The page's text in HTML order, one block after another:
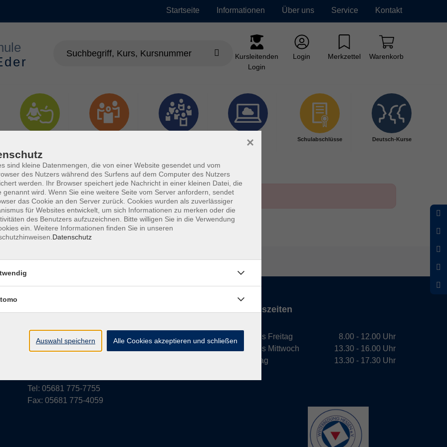
Startseite Informationen Über uns Service Kontakt
Kursleitenden
Login
Login Merkzettel Warenkorb
Digitales
Lernen
Schulabschlüsse Deutsch-Kurse
Barrierefreiheit Widerruf
Parkstraße 6
34576 Homberg (Efze)
Tel: 05681 775-7755
Fax: 05681 775-4059
Öffnungszeiten
Montag bis Freitag
Montag bis Mittwoch
Donnerstag
8.00 - 12.00 Uhr
13.30 - 16.00 Uhr
13.30 - 17.30 Uhr
sind kleine Datenmengen, die von einer Website gesendet und vom
des Nutzers während des Surfens auf dem Computer des Nutzers
werden. Ihr Browser speichert jede Nachricht in einer kleinen Datei, die
genannt wird. Wenn Sie eine weitere Seite vom Server anfordern, sendet
das Cookie an den Server zurück. Cookies wurden als zuverlässiger
für Websites entwickelt, um sich Informationen zu merken oder die
des Benutzers aufzuzeichnen. Bitte willigen Sie in die Verwendung
ein. Weitere Informationen finden Sie in unseren
Datenschutz
×
Auswahl speichern Alle Cookies akzeptieren und schließen